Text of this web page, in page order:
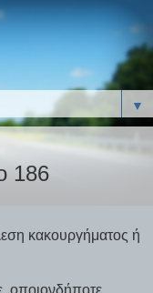
▼
186
κακουργήματος ή
οποιονδήποτε